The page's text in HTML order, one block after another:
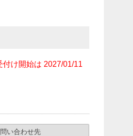
開始は 2027/01/11
い合わせ先